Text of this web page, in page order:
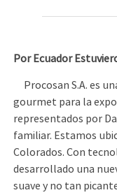
Por Ecuador
Procosan S.A. es
gourmet para la
representados por
familiar. Estamos
Colorados. Con
desarrollado una
suave y no tan